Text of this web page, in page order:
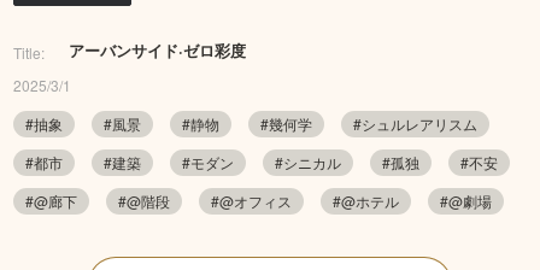
Title: アーバンサイド·ゼロ彩度
2025/3/1
#抽象
#風景 #静物 #幾何学
#シュルレアリスム
#都市
#建築 #モダン #シニカル #孤独
#不安
#@廊下
#@階段 #@オフィス #@ホテル #@劇場